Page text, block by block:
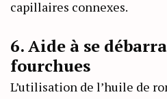
capillaires connexes.
6. Aide à se
fourchues
L’utilisation de l’huile de